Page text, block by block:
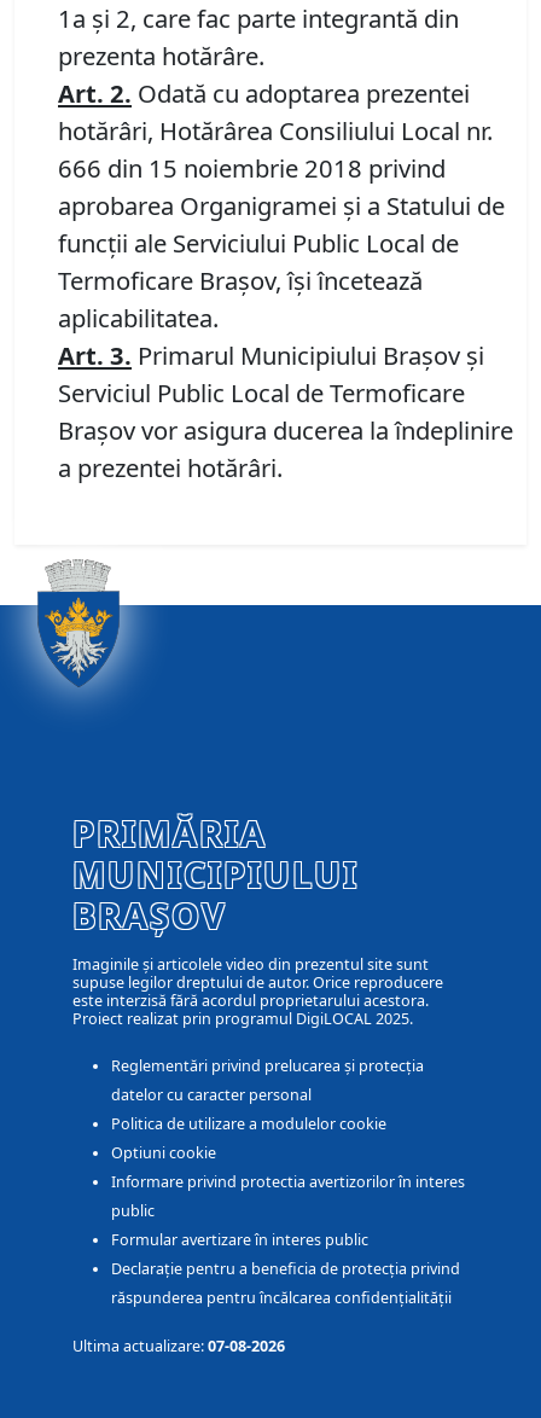
1a şi 2, care fac parte integrantă din
prezenta hotărâre.
Art. 2. Odată cu adoptarea prezentei
hotărâri, Hotărârea Consiliului Local nr.
666 din 15 noiembrie 2018 privind
aprobarea Organigramei şi a Statului de
funcţii ale Serviciului Public Local de
Termoficare Braşov, îşi încetează
aplicabilitatea.
Art. 3. Primarul Municipiului Braşov şi
Serviciul Public Local de Termoficare
Braşov vor asigura ducerea la îndeplinire
a prezentei hotărâri.
PRIMĂRIA
MUNICIPIULUI
BRAȘOV
Imaginile și articolele video din prezentul site sunt
supuse legilor dreptului de autor. Orice reproducere
este interzisă fără acordul proprietarului acestora.
Proiect realizat prin programul DigiLOCAL 2025.
Reglementări privind prelucarea și protecția
datelor cu caracter personal
Politica de utilizare a modulelor cookie
Optiuni cookie
Informare privind protectia avertizorilor în interes
public
Formular avertizare în interes public
Declarație pentru a beneficia de protecția privind
răspunderea pentru încălcarea confidențialității
Ultima actualizare:07-08-2026